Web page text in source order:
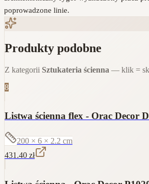
poprowadzone linie.
Produkty podobne
Z kategorii Sztukateria ścienna — klik =
8
Listwa ścienna flex - Orac Decor
200 × 6 × 2.2 cm
431.40 zł